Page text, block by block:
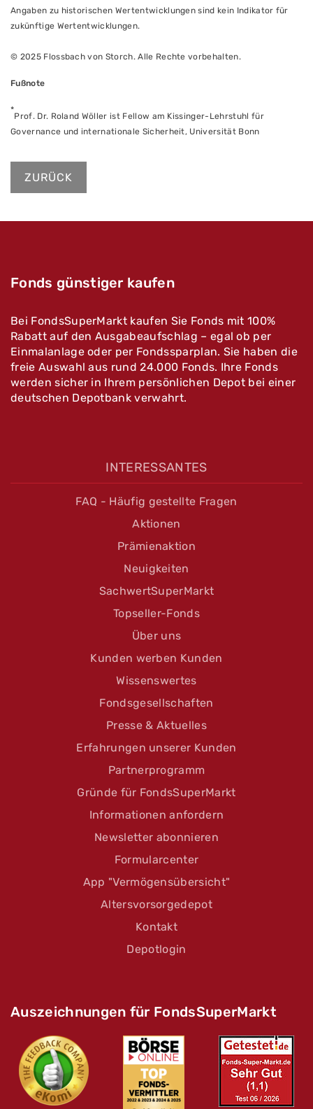
Angaben zu historischen Wertentwicklungen sind kein Indikator für
zukünftige Wertentwicklungen.
© 2025 Flossbach von Storch. Alle Rechte vorbehalten.
Fußnote
*
Prof. Dr. Roland Wöller ist Fellow am Kissinger-Lehrstuhl für
Governance und internationale Sicherheit, Universität Bonn
ZURÜCK
Fonds günstiger kaufen
Bei FondsSuperMarkt kaufen Sie Fonds mit 100%
Rabatt auf den Ausgabeaufschlag – egal ob per
Einmalanlage oder per Fondssparplan. Sie haben die
freie Auswahl aus rund 24.000 Fonds. Ihre Fonds
werden sicher in Ihrem persönlichen Depot bei einer
deutschen Depotbank verwahrt.
INTERESSANTES
FAQ - Häufig gestellte Fragen
Aktionen
Prämienaktion
Neuigkeiten
SachwertSuperMarkt
Topseller-Fonds
Über uns
Kunden werben Kunden
Wissenswertes
Fondsgesellschaften
Presse & Aktuelles
Erfahrungen unserer Kunden
Partnerprogramm
Gründe für FondsSuperMarkt
Informationen anfordern
Newsletter abonnieren
Formularcenter
App "Vermögensübersicht"
Altersvorsorgedepot
Kontakt
Depotlogin
Auszeichnungen für FondsSuperMarkt